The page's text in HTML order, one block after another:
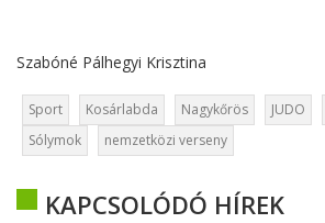
Szabóné Pálhegyi Krisztina
Sport Kosárlabda Nagykőrös JUDO
Sólymok
nemzetközi verseny
KAPCSOLÓDÓ HÍREK